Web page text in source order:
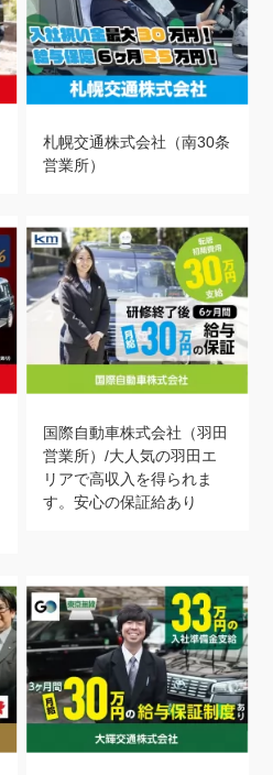
札幌交通株式会社（南30条
営業所）
国際自動車株式会社（羽田
営業所）/大人気の羽田エ
リアで高収入を得られま
す。安心の保証給あり